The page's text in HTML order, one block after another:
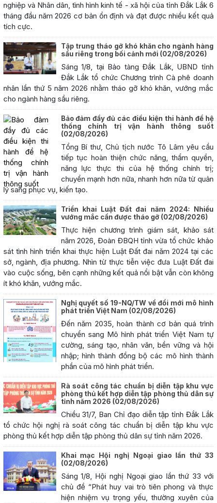
nghiệp và Nhân dân, tình hình kinh tế - xã hội của tỉnh Đắk Lắk 6
tháng đầu năm 2026 cơ bản ổn định và đạt được nhiều kết quả
tích cực.
Tập trung tháo gỡ khó khăn cho ngành hàng
sầu riêng trong bối cảnh mới (02/08/2026)
Sáng 1/8, tại Bảo tàng Đắk Lắk, UBND tỉnh
Đắk Lắk tổ chức Chương trình Cà phê doanh
nhân lần thứ 5 năm 2026 nhằm tháo gỡ khó khăn, vướng mắc
cho ngành hàng sầu riêng.
Bảo đảm đầy đủ các điều kiện thi hành để hệ
thống chính trị vận hành thông suốt
(02/08/2026)
Tổng Bí thư, Chủ tịch nước Tô Lâm yêu cầu
tiếp tục hoàn thiện chức năng, thẩm quyền,
năng lực thực thi của hệ thống chính trị;
chuyển mạnh hơn nữa, nhanh hơn nữa từ quản
lý sang phục vụ, kiến tạo.
Triển khai Luật Đất đai năm 2024: Nhiều
vướng mắc cần được tháo gỡ (02/08/2026)
Thực hiện chương trình giám sát, khảo sát
năm 2026, Đoàn ĐBQH tỉnh vừa tổ chức khảo
sát tình hình triển khai thực hiện Luật Đất đai năm 2024 tại các
sở, ngành, địa phương. Nhìn từ thực tiễn việc đưa Luật Đất đai
vào cuộc sống, bên cạnh những kết quả nổi bật vẫn còn không
ít khó khăn, vướng mắc.
Nghị quyết số 19-NQ/TW về đổi mới mô hình
phát triển Việt Nam (02/08/2026)
Đến năm 2035, hoàn thành cơ bản quá trình
chuyển sang Mô hình phát triển Việt Nam tự
cường, sáng tạo, nhân văn, bền vững và hội
nhập; hình thành đồng bộ các mô hình thành
phần của mô hình phát triển.
Rà soát công tác chuẩn bị diễn tập khu vực
phòng thủ kết hợp diễn tập phòng thủ dân sự
tỉnh năm 2026 (02/08/2026)
Chiều 31/7, Ban Chỉ đạo diễn tập tỉnh Đắk Lắk
tổ chức hội nghị rà soát công tác chuẩn bị diễn tập khu vực
phòng thủ kết hợp diễn tập phòng thủ dân sự tỉnh năm 2026.
Khai mạc Hội nghị Ngoại giao lần thứ 33
(02/08/2026)
Sáng 1/8, Hội nghị Ngoại giao lần thứ 33 với
chủ đề “Phát huy vai trò tiên phong và thực
hiện nhiệm vụ trọng yếu, thường xuyên của